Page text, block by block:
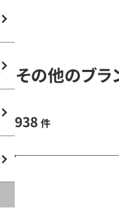
その他のブラ
938 件